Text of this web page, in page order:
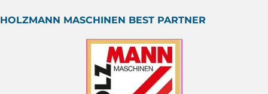
HOLZMANN MASCHINEN BEST PARTNER